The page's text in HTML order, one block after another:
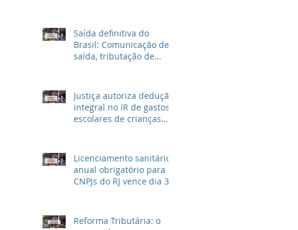
Saída definitiva do
Brasil: Comunicação de
saída, tributação de
Justiça autoriza dedução
integral no IR de gastos
escolares de crianças
Licenciamento sanitário
anual obrigatório para
CNPJs do RJ vence dia 30
Reforma Tributária: o